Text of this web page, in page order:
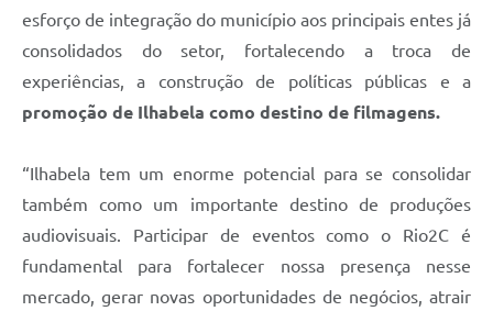
esforço de integração do município aos principais entes já
consolidados do setor, fortalecendo a troca de
experiências, a construção de políticas públicas e a
promoção de Ilhabela como destino de filmagens.
“Ilhabela tem um enorme potencial para se consolidar
também como um importante destino de produções
audiovisuais. Participar de eventos como o Rio2C é
fundamental para fortalecer nossa presença nesse
mercado, gerar novas oportunidades de negócios, atrair